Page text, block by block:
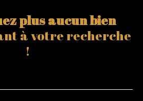
plus aucun bien
à votre recherche
!